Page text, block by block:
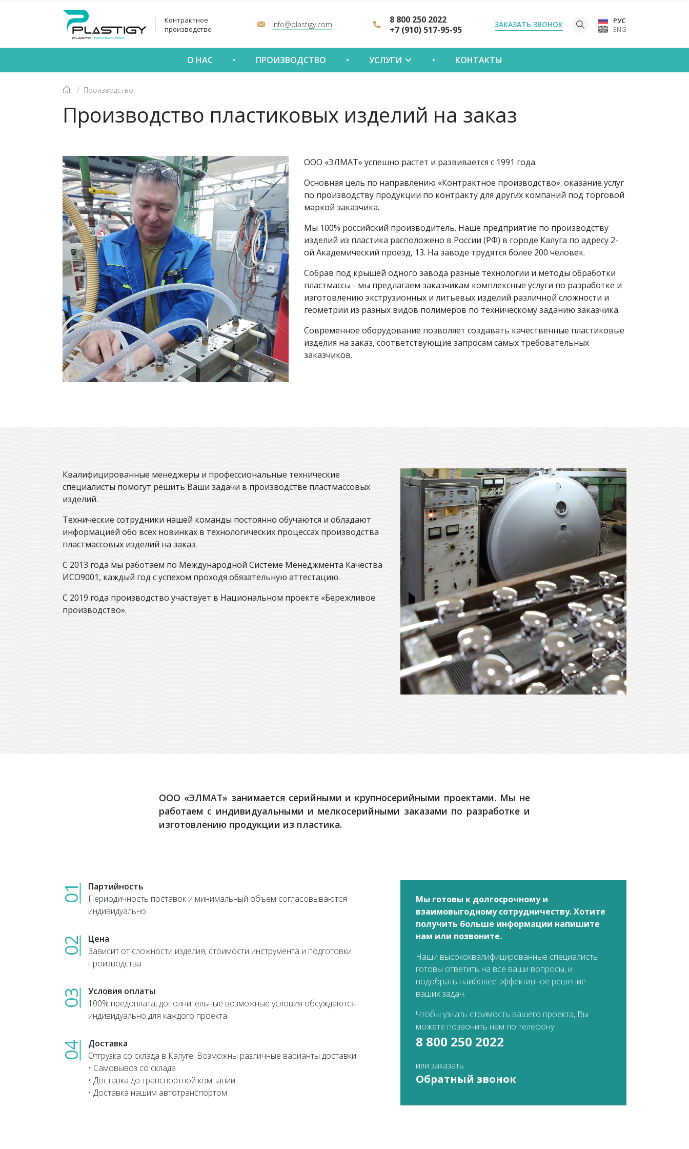
Контрактное
производство
info@plastigy.com
8 800 250 2022
+7 (910) 517-95-95
ЗАКАЗАТЬ ЗВОНОК
РУС
ENG
О НАС ПРОИЗВОДСТВО УСЛУГИ КОНТАКТЫ
Производство
Производство пластиковых изделий на заказ
ООО «ЭЛМАТ» успешно растет и развивается с 1991 года.
Основная цель по направлению «Контрактное производство»: оказание услуг
по производству продукции по контракту для других компаний под торговой
маркой заказчика.
Мы 100% российский производитель. Наше предприятие по производству
изделий из пластика расположено в России (РФ) в городе Калуга по адресу 2-
ой Академический проезд, 13. На заводе трудятся более 200 человек.
Собрав под крышей одного завода разные технологии и методы обработки
пластмассы - мы предлагаем заказчикам комплексные услуги по разработке и
изготовлению экструзионных и литьевых изделий различной сложности и
геометрии из разных видов полимеров по техническому заданию заказчика.
Современное оборудование позволяет создавать качественные пластиковые
изделия на заказ, соответствующие запросам самых требовательных
заказчиков.
Квалифицированные менеджеры и профессиональные технические
специалисты помогут решить Ваши задачи в производстве пластмассовых
изделий.
Технические сотрудники нашей команды постоянно обучаются и обладают
информацией обо всех новинках в технологических процессах производства
пластмассовых изделий на заказ.
С 2013 года мы работаем по Международной Системе Менеджмента Качества
ИСО9001, каждый год с успехом проходя обязательную аттестацию.
С 2019 года производство участвует в Национальном проекте «Бережливое
производство».
ООО «ЭЛМАТ» занимается серийными и крупносерийными проектами. Мы не
работаем с индивидуальными и мелкосерийными заказами по разработке и
изготовлению продукции из пластика.
01
Партийность
Периодичность поставок и минимальный объем согласовываются
индивидуально.
02
Цена
Зависит от сложности изделия, стоимости инструмента и подготовки
производства.
03
Условия оплаты
100% предоплата, дополнительные возможные условия обсуждаются
индивидуально для каждого проекта.
04
Доставка
Отгрузка со склада в Калуге. Возможны различные варианты доставки
• Самовывоз со склада
• Доставка до транспортной компании
• Доставка нашим автотранспортом
Мы готовы к долгосрочному и
взаимовыгодному сотрудничеству. Хотите
получить больше информации напишите
нам или позвоните.
Наши высококвалифицированные специалисты
готовы ответить на все ваши вопросы, и
подобрать наиболее эффективное решение
ваших задач.
Чтобы узнать стоимость вашего проекта, Вы
можете позвонить нам по телефону:
8 800 250 2022
или заказать
Обратный звонок